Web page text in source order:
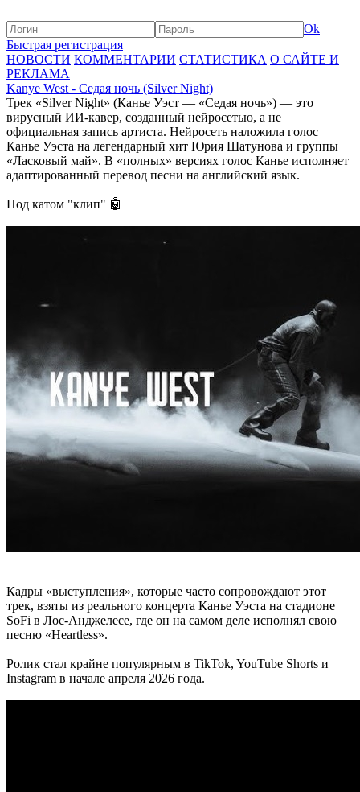
Ok
Быстрая регистрация
НОВОСТИ КОММЕНТАРИИ СТАТИСТИКА О САЙТЕ И
РЕКЛАМА
Kanye West - Седая ночь (Silver Night)
Трек «Silver Night» (Канье Уэст — «Седая ночь») — это
вирусный ИИ-кавер, созданный нейросетью, а не
официальная запись артиста. Нейросеть наложила голос
Канье Уэста на легендарный хит Юрия Шатунова и группы
«Ласковый май». В «полных» версиях голос Канье исполняет
адаптированный перевод песни на английский язык.
Под катом "клип" 🤖
Кадры «выступления», которые часто сопровождают этот
трек, взяты из реального концерта Канье Уэста на стадионе
SoFi в Лос-Анджелесе, где он на самом деле исполнял свою
песню «Heartless».
Ролик стал крайне популярным в TikTok, YouTube Shorts и
Instagram в начале апреля 2026 года.